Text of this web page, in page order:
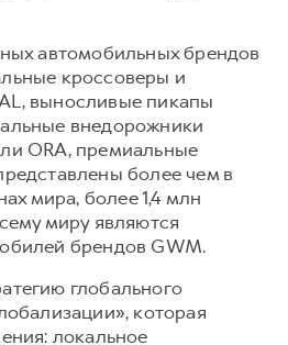
автомобильных брендов
кроссоверы и
выносливые пикапы
внедорожники
ORA, премиальные
более чем в
мира, более 1,4 млн
миру являются
брендов GWM.
глобального
которая
локальное